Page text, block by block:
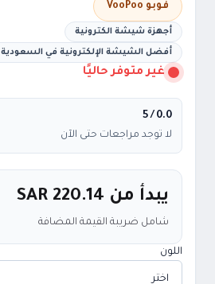
فوبو VooPoo
أجهزة شيشة الكترونية
أفضل الشيشة الإلكترونية في السعودية 2026
غير متوفر حاليًا
0.0
/ 5
لا توجد مراجعات حتى الآن
يبدأ من SAR 220.14
شامل ضريبة القيمة المضافة
اللون